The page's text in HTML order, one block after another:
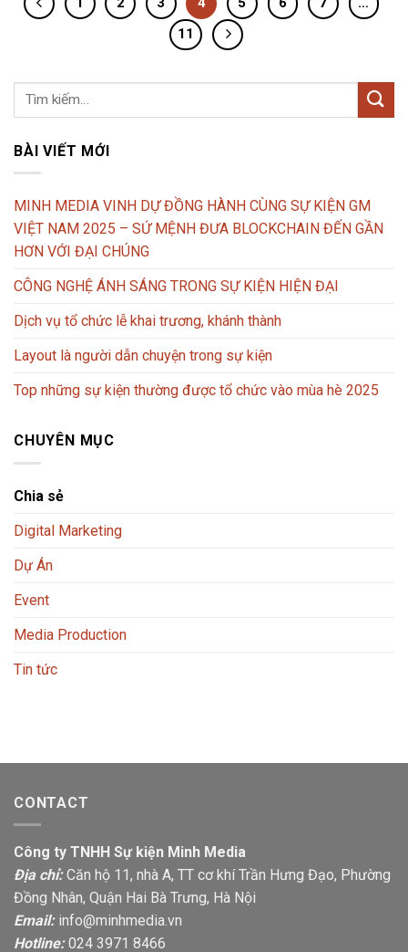
11
BÀI VIẾT MỚI
MINH MEDIA VINH DỰ ĐỒNG HÀNH CÙNG SỰ KIỆN GM
VIỆT NAM 2025 – SỨ MỆNH ĐƯA BLOCKCHAIN ĐẾN GẦN
HƠN VỚI ĐẠI CHÚNG
CÔNG NGHỆ ÁNH SÁNG TRONG SỰ KIỆN HIỆN ĐẠI
Dịch vụ tổ chức lễ khai trương, khánh thành
Layout là người dẫn chuyện trong sự kiện
Top những sự kiện thường được tổ chức vào mùa hè 2025
CHUYÊN MỤC
Chia sẻ
Digital Marketing
Dự Án
Event
Media Production
Tin tức
CONTACT
Công ty TNHH Sự kiện Minh Media
Địa chỉ:Căn hộ 11, nhà A, TT cơ khí Trần Hưng Đạo, Phường
Đồng Nhân, Quận Hai Bà Trưng, Hà Nội
Email: info@minhmedia.vn
Hotline:024 3971 8466